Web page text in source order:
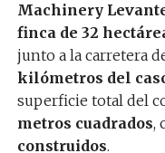
Machinery
finca de 32
junto a la carretera
kilómetros del
superficie total del
metros cuadrados,
construidos.